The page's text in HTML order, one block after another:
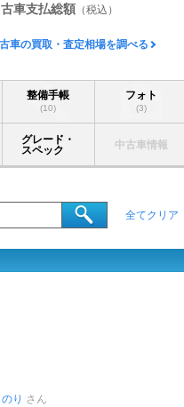
車支払総額 （税込）
車の買取・査定相場を調べる
整備手帳
(10)
フォト
(3)
グレード・
スペック
中古車情報
全てクリア
り さん